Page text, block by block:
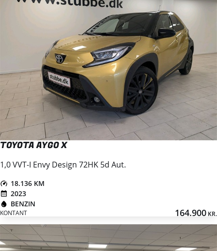
TOYOTA AYGO X
1,0 VVT-I Envy Design 72HK 5d Aut.
18.136 KM
2023
BENZIN
KONTANT 164.900 KR.